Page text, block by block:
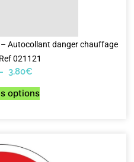
Autocollant danger chauffage
021121
3,80€
options